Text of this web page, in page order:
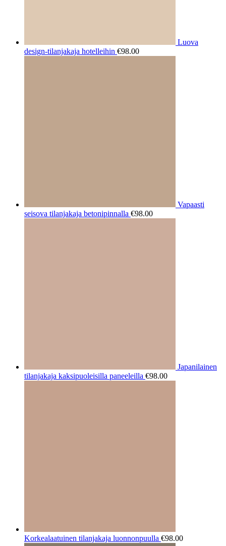
Luova
design-tilanjakaja hotelleihin €98.00
Vapaasti
seisova tilanjakaja betonipinnalla €98.00
Japanilainen
tilanjakaja kaksipuoleisilla paneeleilla €98.00
Korkealaatuinen tilanjakaja luonnonpuulla €98.00